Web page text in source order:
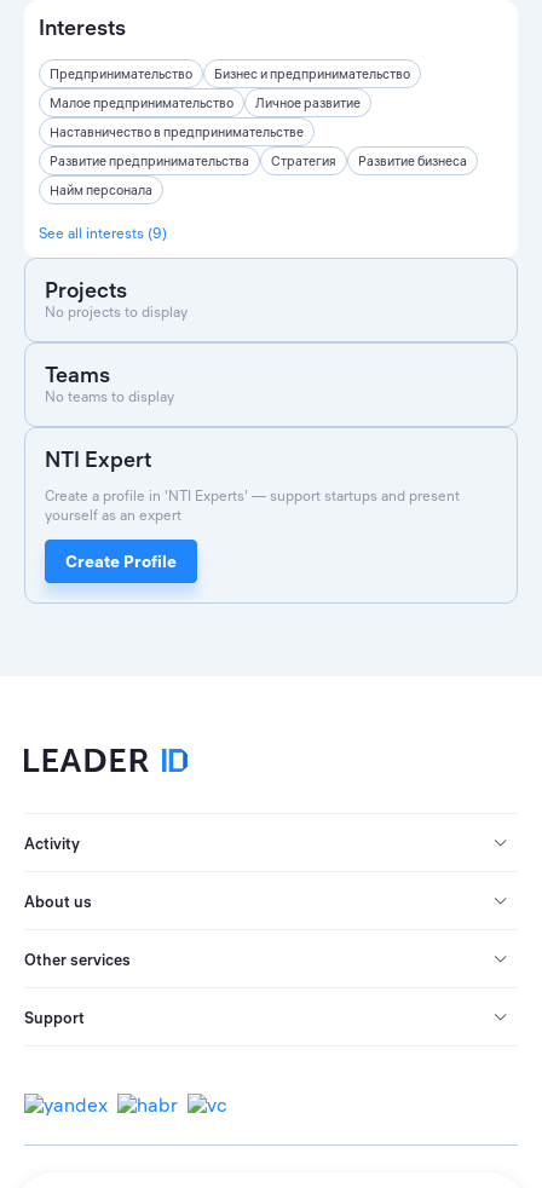
Interests
Предпринимательство
Бизнес и предпринимательство
Малое предпринимательство
Личное развитие
Наставничество в предпринимательстве
Развитие предпринимательства
Стратегия
Развитие бизнеса
Найм персонала
See all interests (9)
Projects
No projects to display
Teams
No teams to display
NTI Expert
Create a profile in 'NTI Experts' — support startups and present
yourself as an expert
Create Profile
Activity
About us
Other services
Support